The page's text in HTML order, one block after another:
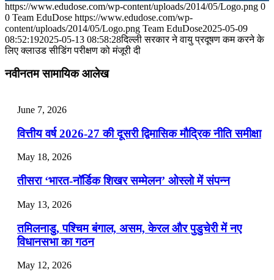
July 31, 2026
📝 डेली करेंट अफेयर्स: 28-31 जुलाई 2026
July 25, 2026
📝 डेली करेंट अफेयर्स: 22-24 जुलाई 2026
July 22, 2026
📝 डेली करेंट अफेयर्स: 19-21 जुलाई 2026
July 19, 2026
📝 डेली करेंट अफेयर्स: 16-18 जुलाई 2026
https://www.edudose.com/wp-content/uploads/2014/05/Logo.png 0
0 Team EduDose https://www.edudose.com/wp-
content/uploads/2014/05/Logo.png Team EduDose2025-05-09
08:52:192025-05-13 08:58:28दिल्ली सरकार ने वायु प्रदूषण कम करने के
लिए क्लाउड सीडिंग परीक्षण को मंजूरी दी
नवीनतम सामायिक आलेख
June 7, 2026
वित्तीय वर्ष 2026-27 की दूसरी द्विमासिक मौद्रिक नीति समीक्षा
May 18, 2026
तीसरा ‘भारत-नॉर्डिक शिखर सम्मेलन’ ओस्लो में संपन्न
May 13, 2026
तमिलनाडु, पश्चिम बंगाल, असम, केरल और पुडुचेरी में नए
विधानसभा का गठन
May 12, 2026